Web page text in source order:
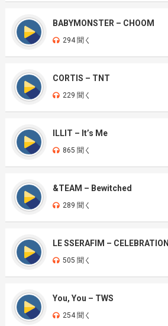
BABYMONSTER – CHOOM
294 聞く
CORTIS – TNT
229 聞く
ILLIT – It’s Me
865 聞く
&TEAM – Bewitched
289 聞く
LE SSERAFIM – CELEBRATION
505 聞く
You, You – TWS
254 聞く